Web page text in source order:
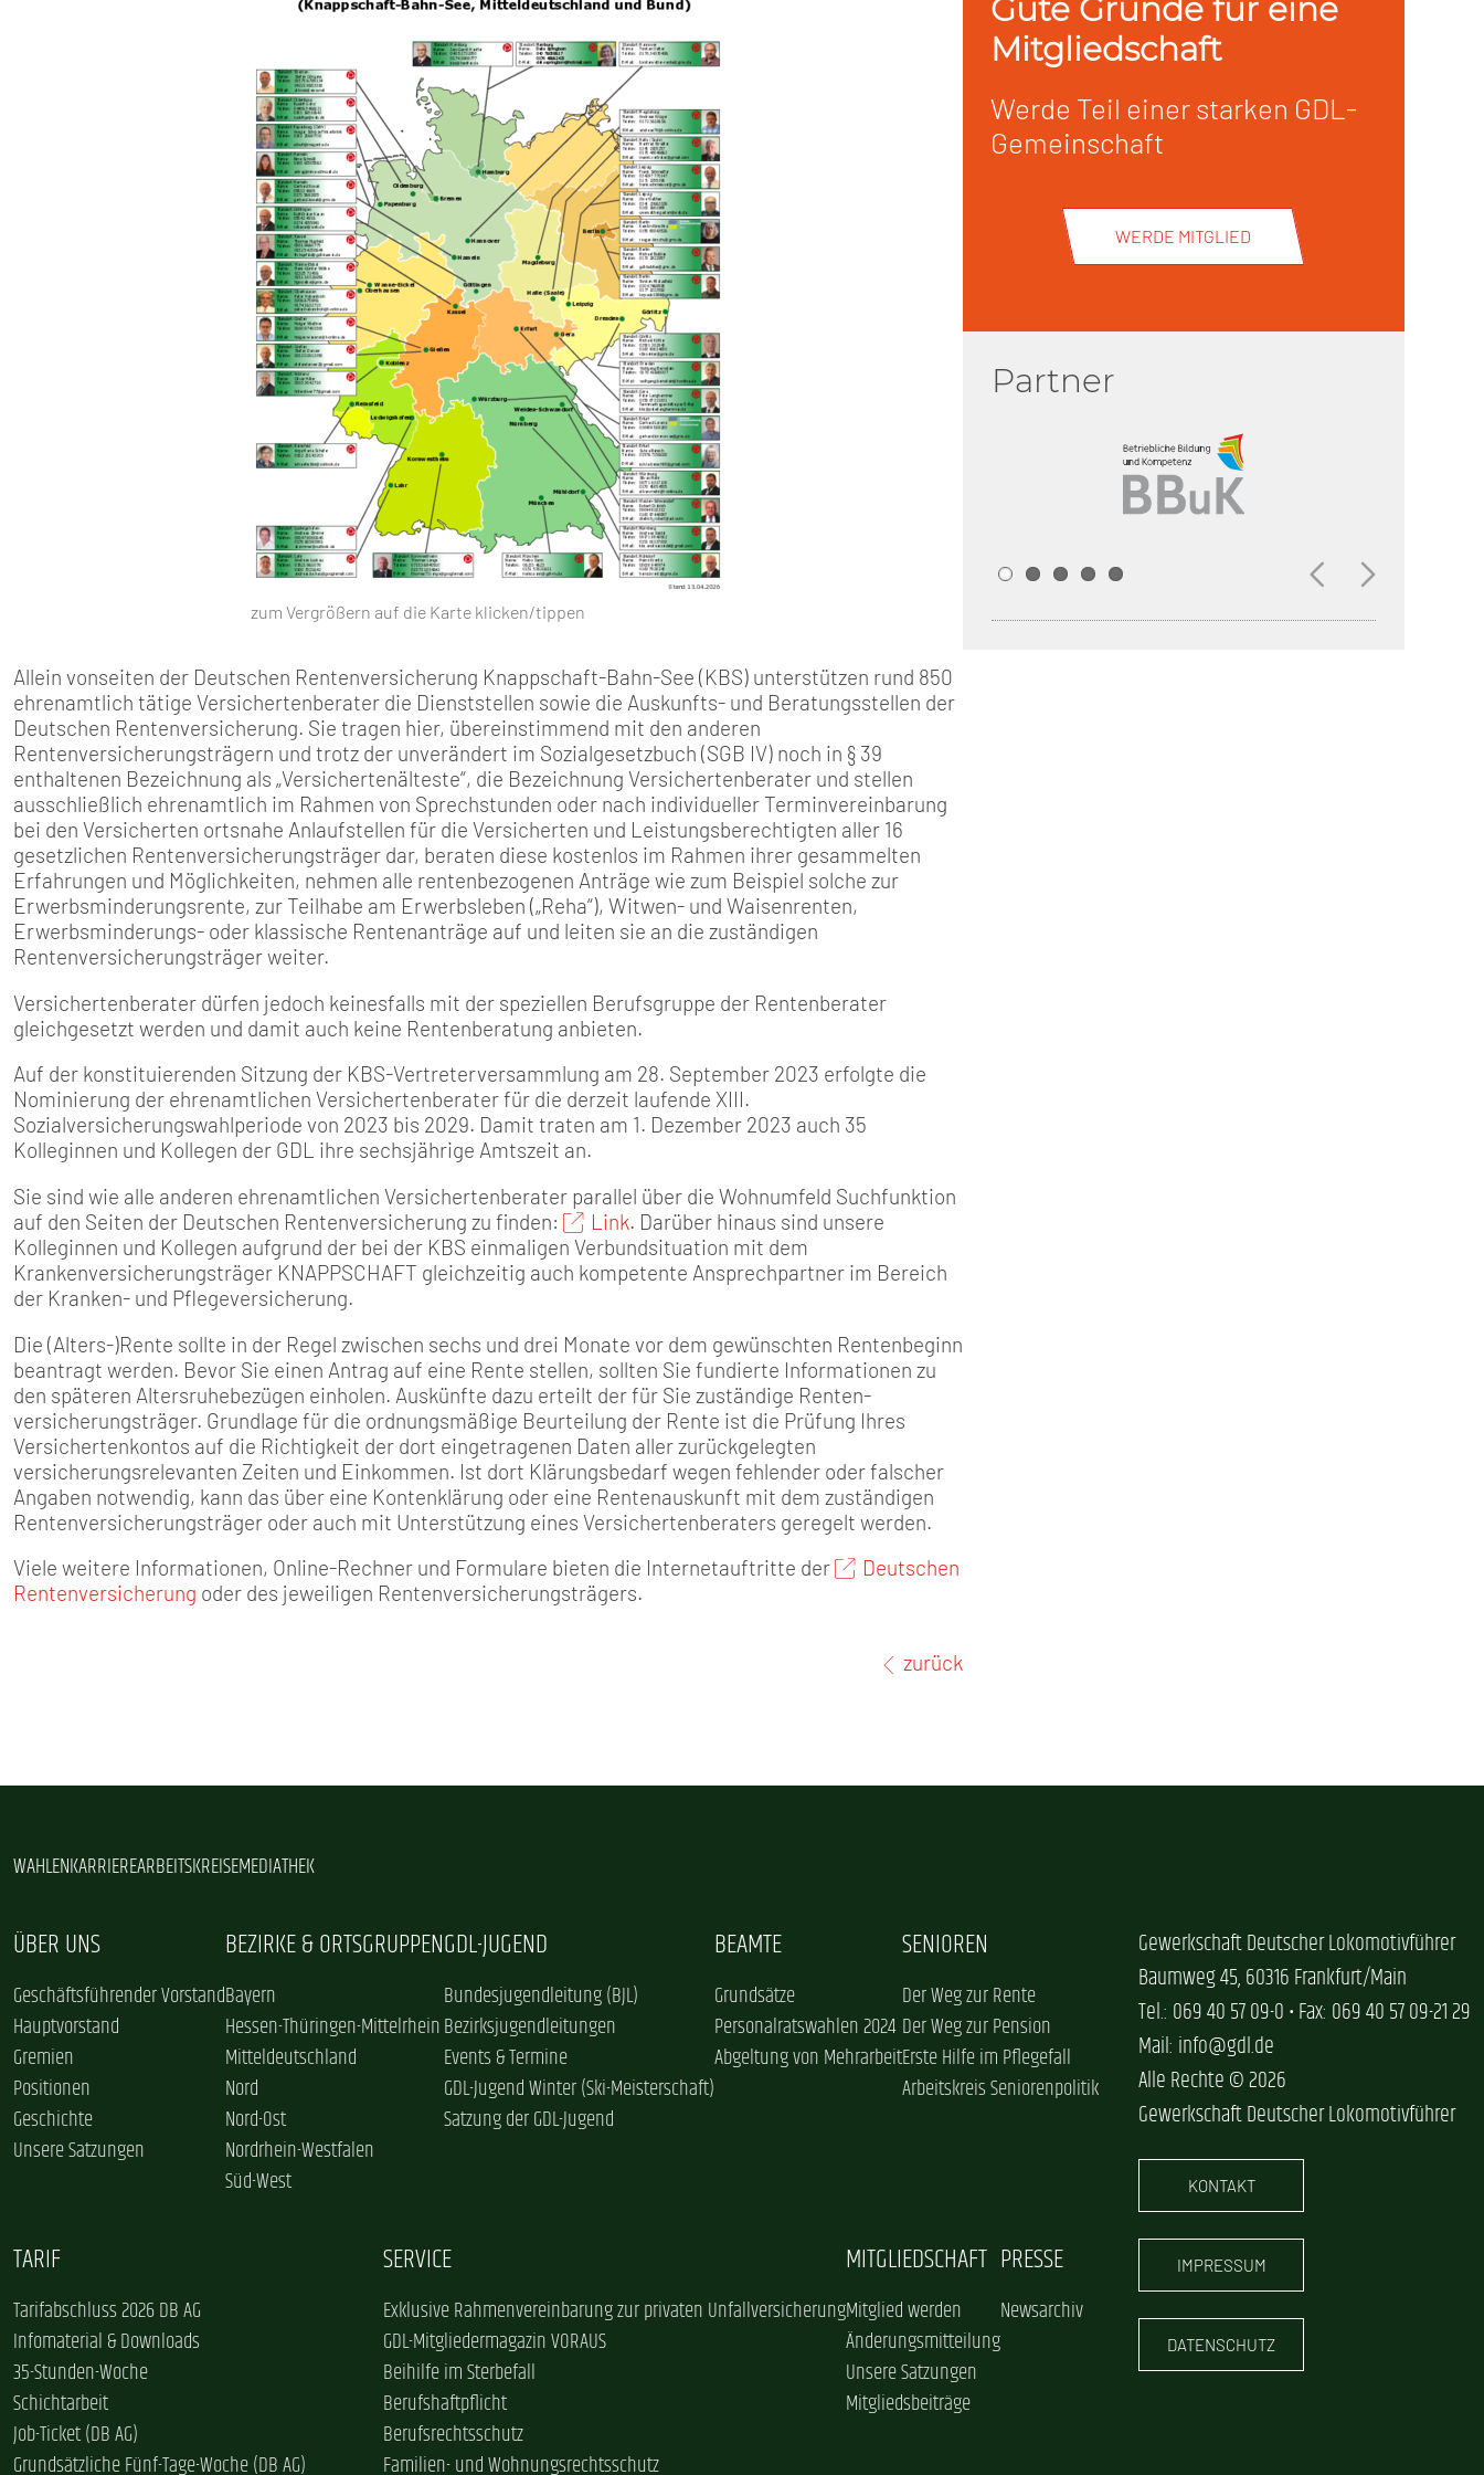
zum Vergrößern auf die Karte klicken/tippen
Allein vonseiten der Deutschen Rentenversicherung Knappschaft-Bahn-See (KBS) unterstützen rund 850
ehrenamtlich tätige Versichertenberater die Dienststellen sowie die Auskunfts- und Beratungsstellen der
Deutschen Rentenversicherung. Sie tragen hier, übereinstimmend mit den anderen
Rentenversicherungsträgern und trotz der unverändert im Sozialgesetzbuch (SGB IV) noch in § 39
enthaltenen Bezeichnung als „Versichertenälteste“, die Bezeichnung Versichertenberater und stellen
ausschließlich ehrenamtlich im Rahmen von Sprechstunden oder nach individueller Terminvereinbarung
bei den Versicherten ortsnahe Anlaufstellen für die Versicherten und Leistungsberechtigten aller 16
gesetzlichen Rentenversicherungsträger dar, beraten diese kostenlos im Rahmen ihrer gesammelten
Erfahrungen und Möglichkeiten, nehmen alle rentenbezogenen Anträge wie zum Beispiel solche zur
Erwerbsminderungsrente, zur Teilhabe am Erwerbsleben („Reha“), Witwen- und Waisenrenten,
Erwerbsminderungs- oder klassische Rentenanträge auf und leiten sie an die zuständigen
Rentenversicherungsträger weiter.
Versichertenberater dürfen jedoch keinesfalls mit der speziellen Berufsgruppe der Rentenberater
gleichgesetzt werden und damit auch keine Rentenberatung anbieten.
Auf der konstituierenden Sitzung der KBS-Vertreterversammlung am 28. September 2023 erfolgte die
Nominierung der ehrenamtlichen Versichertenberater für die derzeit laufende XIII.
Sozialversicherungswahlperiode von 2023 bis 2029. Damit traten am 1. Dezember 2023 auch 35
Kolleginnen und Kollegen der GDL ihre sechsjährige Amtszeit an.
Sie sind wie alle anderen ehrenamtlichen Versichertenberater parallel über die Wohnumfeld Suchfunktion
auf den Seiten der Deutschen Rentenversicherung zu finden:
Link. Darüber hinaus sind unsere
Kolleginnen und Kollegen aufgrund der bei der KBS einmaligen Verbundsituation mit dem
Krankenversicherungsträger KNAPPSCHAFT gleichzeitig auch kompetente Ansprechpartner im Bereich
der Kranken- und Pflegeversicherung.
Die (Alters-)Rente sollte in der Regel zwischen sechs und drei Monate vor dem gewünschten Rentenbeginn
beantragt werden. Bevor Sie einen Antrag auf eine Rente stellen, sollten Sie fundierte Informationen zu
den späteren Altersruhebezü­gen einholen. Auskünfte dazu erteilt der für Sie zuständige Renten­
versicherungsträger. Grundlage für die ordnungsmäßige Beurteilung der Rente ist die Prüfung Ihres
Versichertenkontos auf die Richtigkeit der dort eingetra­genen Daten aller zurückge­legten
versicherungsrelevan­ten Zeiten und Einkommen. Ist dort Klärungsbedarf we­gen fehlender oder falscher
Angaben notwendig, kann das über eine Kontenklärung oder eine Rentenauskunft mit dem zuständigen
Rentenversicherungsträ­ger oder auch mit Unterstüt­zung eines Versichertenbera­ters geregelt werden.
Viele weitere Informationen, Online-Rechner und Formulare bieten die Internetauftritte der
Deutschen
Rentenversicherung oder des jeweiligen Rentenversicherungsträgers.
zurück
Gute Gründe für eine
Mitgliedschaft
Werde Teil einer starken GDL-
Gemeinschaft
WERDE MITGLIED
Partner
WAHLENKARRIEREARBEITSKREISEMEDIATHEK
ÜBER UNS
Geschäftsführender Vorstand
Hauptvorstand
Gremien
Positionen
Geschichte
Unsere Satzungen
BEZIRKE & ORTSGRUPPEN
Bayern
Hessen-Thüringen-Mittelrhein
Mitteldeutschland
Nord
Nord-Ost
Nordrhein-Westfalen
Süd-West
GDL-JUGEND
Bundesjugendleitung (BJL)
Bezirksjugendleitungen
Events & Termine
GDL-Jugend Winter (Ski-Meisterschaft)
Satzung der GDL-Jugend
BEAMTE
Grundsätze
Personalratswahlen 2024
Abgeltung von Mehrarbeit
SENIOREN
Der Weg zur Rente
Der Weg zur Pension
Erste Hilfe im Pflegefall
Arbeitskreis Seniorenpolitik
TARIF
Tarifabschluss 2026 DB AG
Infomaterial & Downloads
35-Stunden-Woche
Schichtarbeit
Job-Ticket (DB AG)
Grundsätzliche Fünf-Tage-Woche (DB AG)
SERVICE
Exklusive Rahmenvereinbarung zur privaten Unfallversicherung
GDL-Mitgliedermagazin VORAUS
Beihilfe im Sterbefall
Berufshaftpflicht
Berufsrechtsschutz
Familien- und Wohnungsrechtsschutz
MITGLIEDSCHAFT
Mitglied werden
Änderungsmitteilung
Unsere Satzungen
Mitgliedsbeiträge
PRESSE
Newsarchiv
Gewerkschaft Deutscher Lokomotivführer
Baumweg 45, 60316 Frankfurt/Main
Tel.: 069 40 57 09-0 • Fax: 069 40 57 09-21 29
Mail: info@gdl.de
Alle Rechte © 2026
Gewerkschaft Deutscher Lokomotivführer
KONTAKT
IMPRESSUM
DATENSCHUTZ